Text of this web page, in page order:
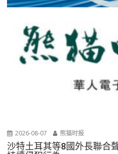
2026-08-07 熊猫时报
沙特土耳其等8國外長聯